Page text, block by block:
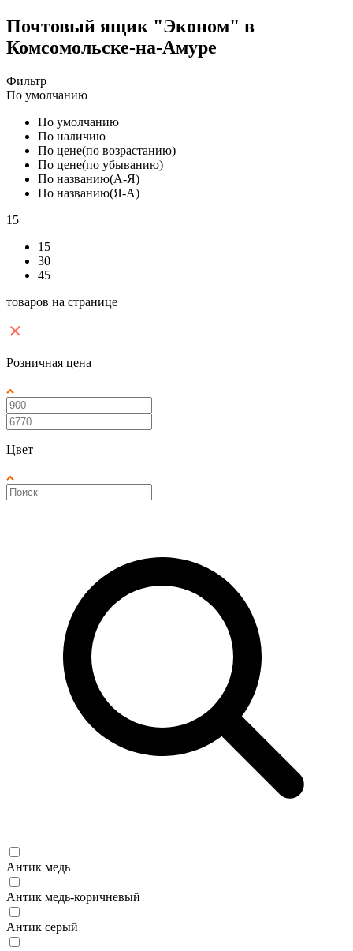
Почтовый ящик "Эконом" в
Комсомольске-на-Амуре
Фильтр
По умолчанию
По умолчанию
По наличию
По цене(по возрастанию)
По цене(по убыванию)
По названию(А-Я)
По названию(Я-А)
15
15
30
45
товаров на странице
Розничная цена
Цвет
Антик медь
Антик медь-коричневый
Антик серый